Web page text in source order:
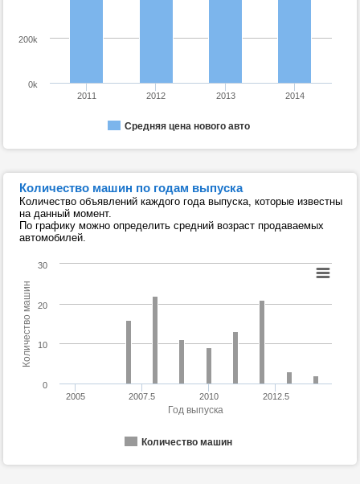
Средняя цена нового авто
2011 2012 2013 2014
0k
200k
Количество машин по годам выпуска
Количество объявлений каждого года выпуска, которые известны
на данный момент.
По графику можно определить средний возраст продаваемых
автомобилей.
Год выпуска
Количество машин
Количество машин
2005 2007.5 2010 2012.5
0
10
20
30